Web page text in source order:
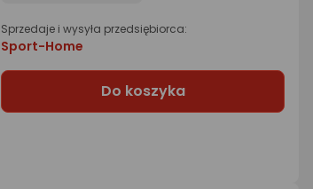
Sprzedaje i wysyła przedsiębiorca:
Sport-Home
Do koszyka